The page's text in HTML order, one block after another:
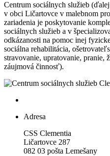
Centrum sociálnych služieb
v obci Ličartovce v malebnom
zariadenia je poskytovanie
sociálnych služieb a v
odkázanosti na pomoc inej
sociálna rehabilitácia,
stravovanie, upratovanie, pranie,
záujmová činnosť).
Adresa
CSS Clementia
Ličartovce 287
082 03 pošta Lemešany